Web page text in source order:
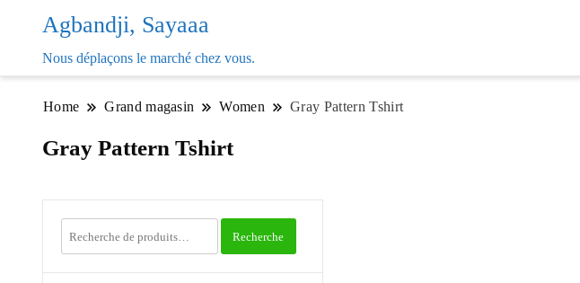
Agbandji, Sayaaa
Nous déplaçons le marché chez vous.
Home Grand magasin Women Gray Pattern Tshirt
Gray Pattern Tshirt
pour :
Recherche